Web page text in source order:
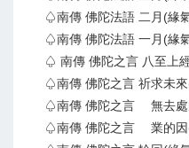
♤南傳 佛陀法語 二月(緣
♤南傳 佛陀法語 一月(緣
♤ 南傳 佛陀之言 八至上
♤南傳 佛陀之言 祈求未
♤南傳 佛陀之言 無去處
♤南傳 佛陀之言 業的因